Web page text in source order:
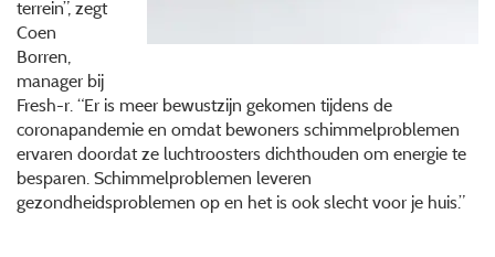
terrein”, zegt
Coen
Borren,
manager bij
Fresh-r. “Er is meer bewustzijn gekomen tijdens de
coronapandemie en omdat bewoners schimmelproblemen
ervaren doordat ze luchtroosters dichthouden om energie te
besparen. Schimmelproblemen leveren
gezondheidsproblemen op en het is ook slecht voor je huis.”